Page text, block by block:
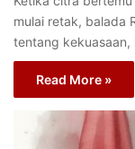
mulai retak, balada
tentang
Read More »